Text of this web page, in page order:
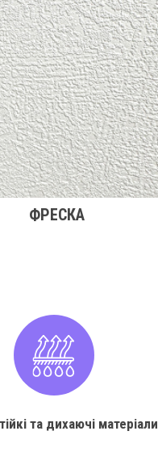
ФРЕСКА
та дихаючі матеріали